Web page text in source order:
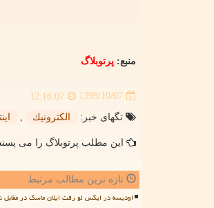
منبع: پرتوبلاگ
1399/10/07
12:16:07
تگهای خبر: الكترونیك ,
این مطلب پرتوبلاگ را می
تازه ترین مطالب مرتبط
اودیسه در ایکس لو رفت ایلان ماسک در مقابل